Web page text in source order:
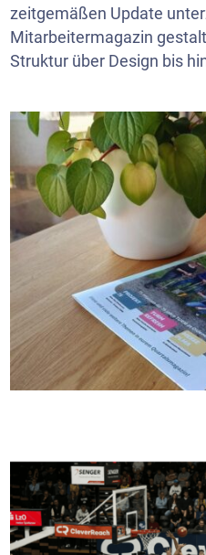
zeitgemäßen Update
Mitarbeitermagazin
Struktur über Design bis